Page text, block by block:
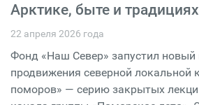
Арктике, быте и
22 апреля 2026 года
Фонд «Наш Север» запустил новый
продвижения северной локальной
поморов» — серию закрытых